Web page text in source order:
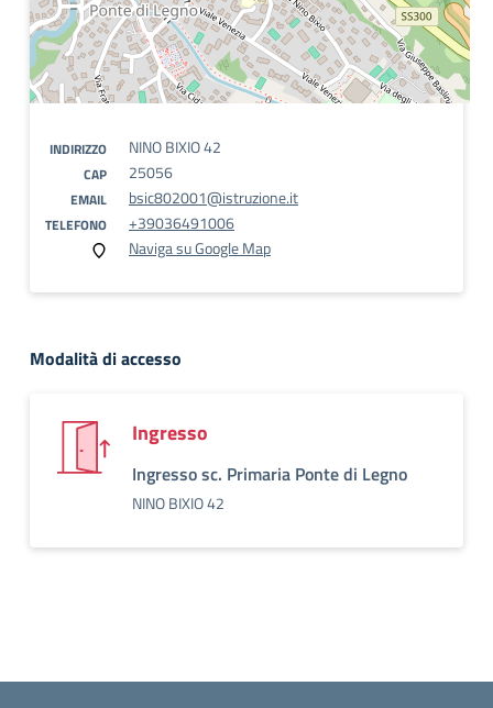
INDIRIZZO NINO BIXIO 42
CAP 25056
EMAIL bsic802001@istruzione.it
TELEFONO
+39036491006
Naviga su Google Map
Modalità di accesso
Ingresso
Ingresso sc. Primaria Ponte di Legno
NINO BIXIO 42